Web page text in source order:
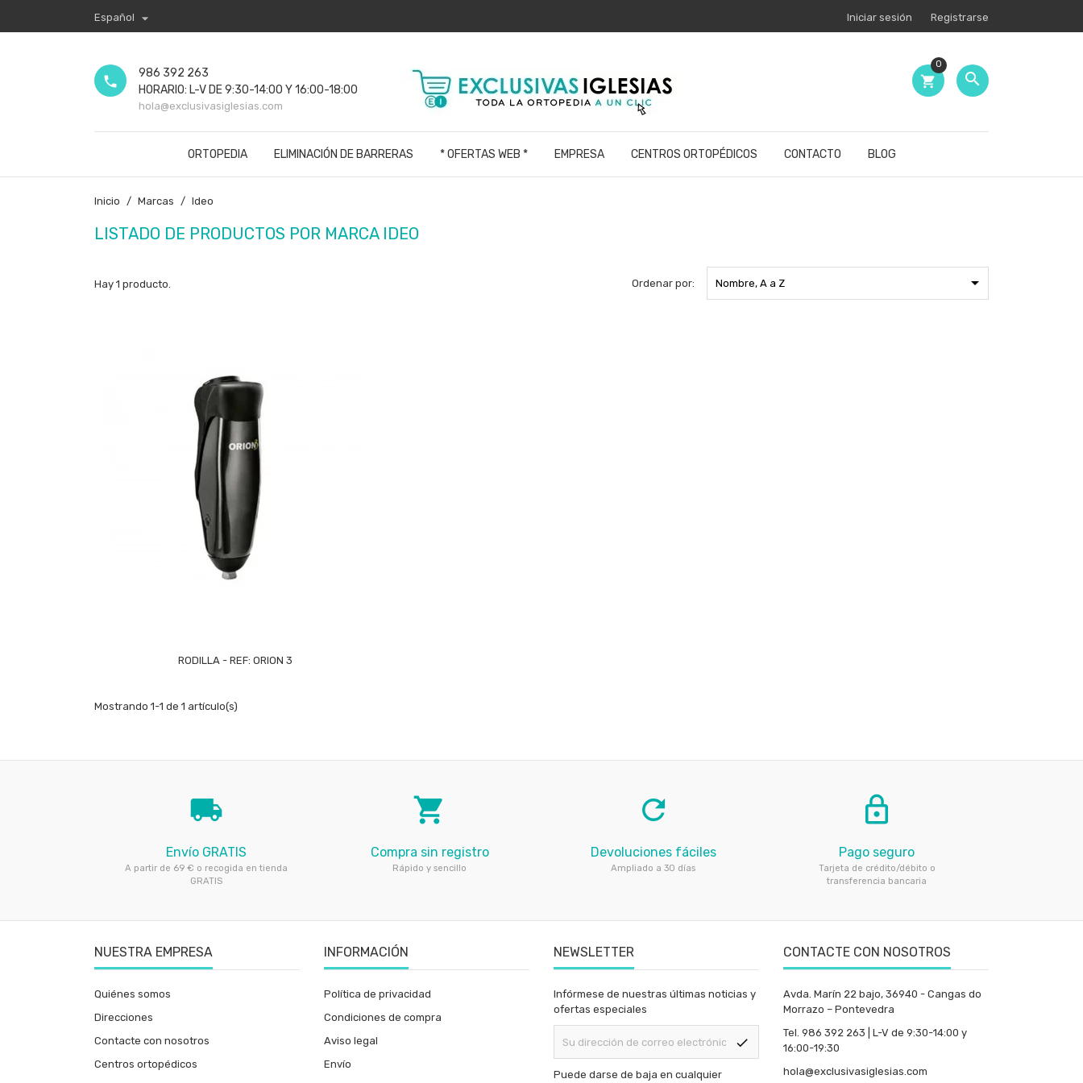
Español  Iniciar sesión Registrarse
phone
986 392 263
HORARIO: L-V DE 9:30-14:00 Y 16:00-18:00
hola@exclusivasiglesias.com

shopping_cart
0
ORTOPEDIA ELIMINACIÓN DE BARRERAS * OFERTAS WEB * EMPRESA CENTROS ORTOPÉDICOS CONTACTO BLOG
Inicio Marcas Ideo
LISTADO DE PRODUCTOS POR MARCA IDEO
Hay 1 producto. Ordenar por: Nombre, A a Z 
RODILLA - REF: ORION 3
Mostrando 1-1 de 1 artículo(s)
local_shipping
Envío GRATIS
A partir de 69 € o recogida en tienda
GRATIS
local_grocery_store
Compra sin registro
Rápido y sencillo
refresh
Devoluciones fáciles
Ampliado a 30 días
lock_outline
Pago seguro
Tarjeta de crédito/débito o
transferencia bancaria
NUESTRA EMPRESA
Quiénes somos
Direcciones
Contacte con nosotros
Centros ortopédicos
INFORMACIÓN
Política de privacidad
Condiciones de compra
Aviso legal
Envío
NEWSLETTER
Infórmese de nuestras últimas noticias y
ofertas especiales
check
Puede darse de baja en cualquier
CONTACTE CON NOSOTROS
Avda. Marín 22 bajo, 36940 - Cangas do
Morrazo – Pontevedra
Tel. 986 392 263 | L-V de 9:30-14:00 y
16:00-19:30
hola@exclusivasiglesias.com